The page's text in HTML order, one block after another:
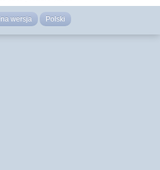
wersja Polski